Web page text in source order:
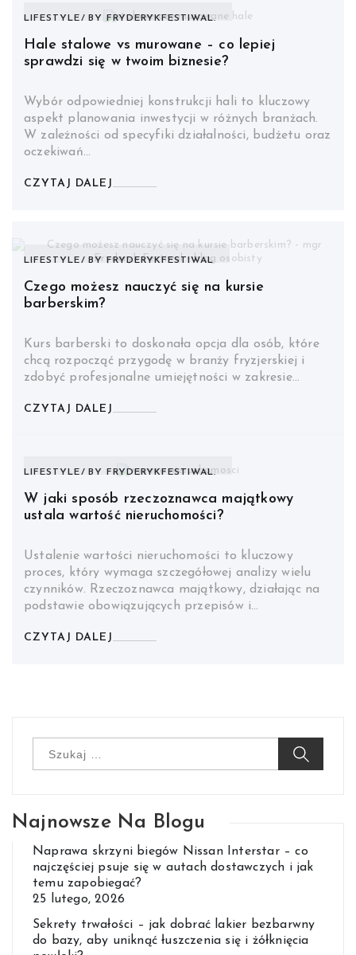
LIFESTYLE BYFRYDERYKFESTIWAL.
Hale stalowe vs murowane – co lepiej
sprawdzi się w twoim biznesie?
Wybór odpowiedniej konstrukcji hali to kluczowy
aspekt planowania inwestycji w różnych branżach.
W zależności od specyfiki działalności, budżetu oraz
oczekiwań…
CZYTAJ DALEJ
LIFESTYLE BY FRYDERYKFESTIWAL
Czego możesz nauczyć się na kursie
barberskim?
Kurs barberski to doskonała opcja dla osób, które
chcą rozpocząć przygodę w branży fryzjerskiej i
zdobyć profesjonalne umiejętności w zakresie…
CZYTAJ DALEJ
LIFESTYLE BY FRYDERYKFESTIWAL.
W jaki sposób rzeczoznawca majątkowy
ustala wartość nieruchomości?
Ustalenie wartości nieruchomości to kluczowy
proces, który wymaga szczegółowej analizy wielu
czynników. Rzeczoznawca majątkowy, działając na
podstawie obowiązujących przepisów i…
CZYTAJ DALEJ
Najnowsze Na Blogu
Naprawa skrzyni biegów Nissan Interstar – co
najczęściej psuje się w autach dostawczych i jak
temu zapobiegać?
25 lutego, 2026
Sekrety trwałości – jak dobrać lakier bezbarwny
do bazy, aby uniknąć łuszczenia się i żółknięcia